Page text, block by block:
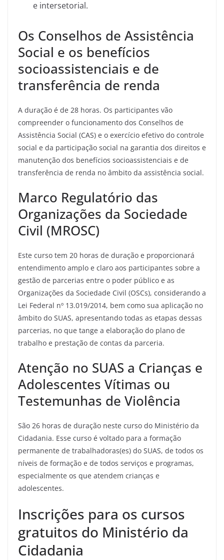
e intersetorial.
Os Conselhos de Assistência
Social e os benefícios
socioassistenciais e de
transferência de renda
A duração é de 28 horas. Os participantes vão
compreender o funcionamento dos Conselhos de
Assistência Social (CAS) e o exercício efetivo do controle
social e da participação social na garantia dos direitos e
manutenção dos benefícios socioassistenciais e de
transferência de renda no âmbito da assistência social.
Marco Regulatório das
Organizações da Sociedade
Civil (MROSC)
Este curso tem 20 horas de duração e proporcionará
entendimento amplo e claro aos participantes sobre a
gestão de parcerias entre o poder público e as
Organizações da Sociedade Civil (OSCs), considerando a
Lei Federal nº 13.019/2014, bem como sua aplicação no
âmbito do SUAS, apresentando todas as etapas dessas
parcerias, no que tange a elaboração do plano de
trabalho e prestação de contas da parceria.
Atenção no SUAS a Crianças e
Adolescentes Vítimas ou
Testemunhas de Violência
São 26 horas de duração neste curso do Ministério da
Cidadania. Esse curso é voltado para a formação
permanente de trabalhadoras(es) do SUAS, de todos os
níveis de formação e de todos serviços e programas,
especialmente os que atendem crianças e
adolescentes.
Inscrições para os cursos
gratuitos do Ministério da
Cidadania